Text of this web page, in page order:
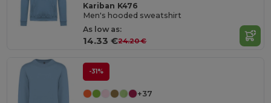
Kariban K476
Men's hooded sweatshirt
As low as:
14.33 €24.20 €
-31%
+37